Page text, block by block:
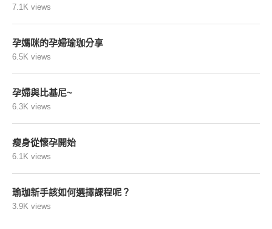
7.1K views
孕媽咪的孕婦瑜珈分享
6.5K views
孕婦與比基尼~
6.3K views
瘦身從懷孕開始
6.1K views
瑜珈新手該如何選擇課程呢？
3.9K views